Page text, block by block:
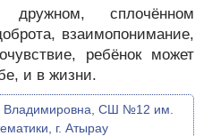
сплочённом
взаимопонимание,
ребёнок может
и в жизни.
Владимировна, СШ №12 им.
г. Атырау